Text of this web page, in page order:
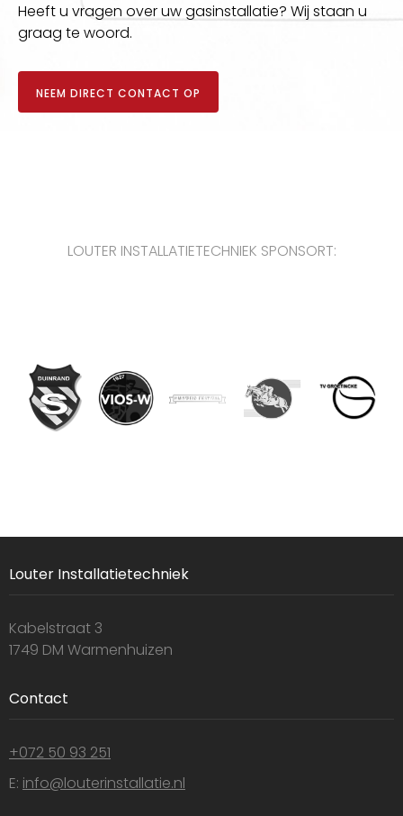
Heeft u vragen over uw gasinstallatie? Wij staan u
graag te woord.
NEEM DIRECT CONTACT OP
LOUTER INSTALLATIETECHNIEK SPONSORT:
Louter Installatietechniek
Kabelstraat 3
1749 DM Warmenhuizen
Contact
+072 50 93 251
E: info@louterinstallatie.nl